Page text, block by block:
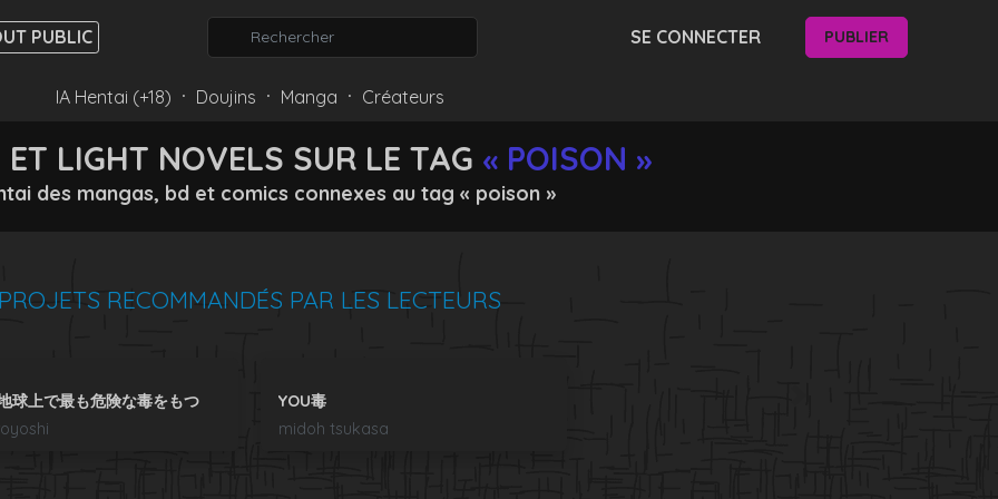
PUBLIC SE CONNECTER PUBLIER
IA Hentai (+18) ⸱ Doujins ⸱ Manga ⸱ Créateurs
LIGHT NOVELS SUR LE TAG « POISON »
des mangas, bd et comics connexes au tag « poison »
RECOMMANDÉS PAR LES LECTEURS
球上で最も危険な毒をもつ
YOU毒
midoh tsukasa